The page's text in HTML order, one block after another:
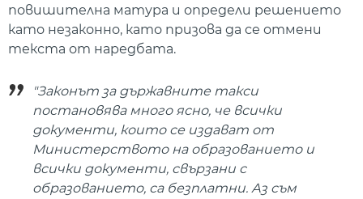
повишителна матура и определи решението
като незаконно, като призова да се отмени
текста от наредбата.
"Законът за държавните такси
постановява много ясно, че всички
документи, които се издават от
Министерството на образованието и
всички документи, свързани с
образованието, са безплатни. Аз съм